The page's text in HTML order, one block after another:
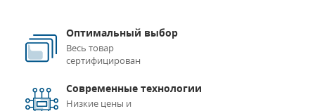
Оптимальный выбор
Весь товар
сертифицирован
Современные технологии
Низкие цены и